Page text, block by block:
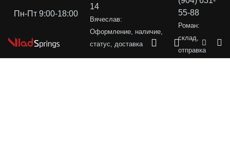
Пн-Пт 9:00-18:00
14
Вячеслав:
Оформление, наличие,
статус, доставка
55-88
Роман:
склад,
отправка